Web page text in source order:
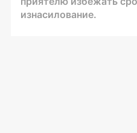
изнасилование.